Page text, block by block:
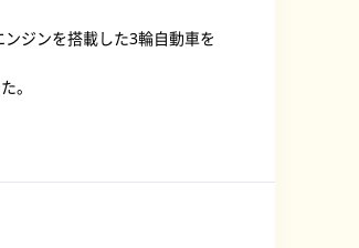
ジンを搭載した3輪自動車を
。